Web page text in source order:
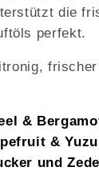
die
perfekt.
frischer
&
& Yuzu
und